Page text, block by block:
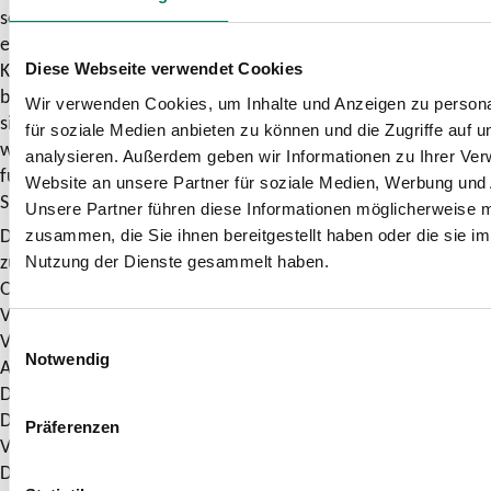
Diese Webseite verwendet Cookies
Wir verwenden Cookies, um Inhalte und Anzeigen zu
für soziale Medien anbieten zu können und die Zugriffe auf
analysieren. Außerdem geben wir Informationen zu Ihrer
Website an unsere Partner für soziale Medien, Werbung
Unsere Partner führen diese Informationen möglicherweise
zusammen, die Sie ihnen bereitgestellt haben oder die sie
Nutzung der Dienste gesammelt haben.
Einwilligungsauswahl
Notwendig
Präferenzen
schnellstmöglichen Bearbeitung des Kundenanliegens
erhoben. Die Erhebung, Verarbeitung und Nutzung der
Kundendaten erfolgen nur, soweit diese für die Bearbeitung
bzw. Beantwortung der Anfrage/Beschwerde erforderlich
sind. Die von Dir zur Verfügung gestellten Informationen
werden darüber hinaus genutzt, um repräsentative und
fundierte Aussagen zur Qualitäts- und Problementwicklung im
SPNV und ÖPNV treffen zu können.
Dein Einverständnis vorausgesetzt, leiten wir Deine Anfrage
zur Beantwortung gegebenenfalls an die zuständigen
Organisationen (z. B. SPNV-/ÖPNV-Aufgabenträger,
Verkehrsunternehmen, Eisenbahninfrastrukturunternehmen,
Verkehrsverbünde) weiter. Sollte das Ergebnis im
Ausnahmefall nicht zu Deiner Zufriedenheit ausfallen, kannst
Du Dich an die „Schlichtungsstelle Nahverkehr“ wenden.
Diese ist eine unabhängige Einrichtung der
Verbraucherzentrale Nordrhein-Westfalen, des Verbands
Deutscher Verkehrsunternehmen und von